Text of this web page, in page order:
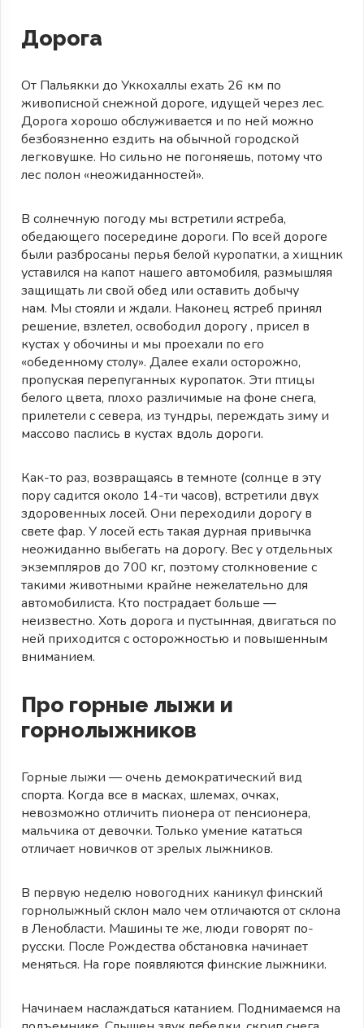
Дорога
От Пальякки до Уккохаллы ехать 26 км по
живописной снежной дороге, идущей через лес.
Дорога хорошо обслуживается и по ней можно
безбоязненно ездить на обычной городской
легковушке. Но сильно не погоняешь, потому что
лес полон «неожиданностей».
В солнечную погоду мы встретили ястреба,
обедающего посередине дороги. По всей дороге
были разбросаны перья белой куропатки, а хищник
уставился на капот нашего автомобиля, размышляя
защищать ли свой обед или оставить добычу
нам. Мы стояли и ждали. Наконец ястреб принял
решение, взлетел, освободил дорогу , присел в
кустах у обочины и мы проехали по его
«обеденному столу». Далее ехали осторожно,
пропуская перепуганных куропаток. Эти птицы
белого цвета, плохо различимые на фоне снега,
прилетели с севера, из тундры, переждать зиму и
массово паслись в кустах вдоль дороги.
Как-то раз, возвращаясь в темноте (солнце в эту
пору садится около 14-ти часов), встретили двух
здоровенных лосей. Они переходили дорогу в
свете фар. У лосей есть такая дурная привычка
неожиданно выбегать на дорогу. Вес у отдельных
экземпляров до 700 кг, поэтому столкновение с
такими животными крайне нежелательно для
автомобилиста. Кто пострадает больше —
неизвестно. Хоть дорога и пустынная, двигаться по
ней приходится с осторожностью и повышенным
вниманием.
Про горные лыжи и
горнолыжников
Горные лыжи — очень демократический вид
спорта. Когда все в масках, шлемах, очках,
невозможно отличить пионера от пенсионера,
мальчика от девочки. Только умение кататься
отличает новичков от зрелых лыжников.
В первую неделю новогодних каникул финский
горнолыжный склон мало чем отличаются от склона
в Ленобласти. Машины те же, люди говорят по-
русски. После Рождества обстановка начинает
меняться. На горе появляются финские лыжники.
Начинаем наслаждаться катанием. Поднимаемся на